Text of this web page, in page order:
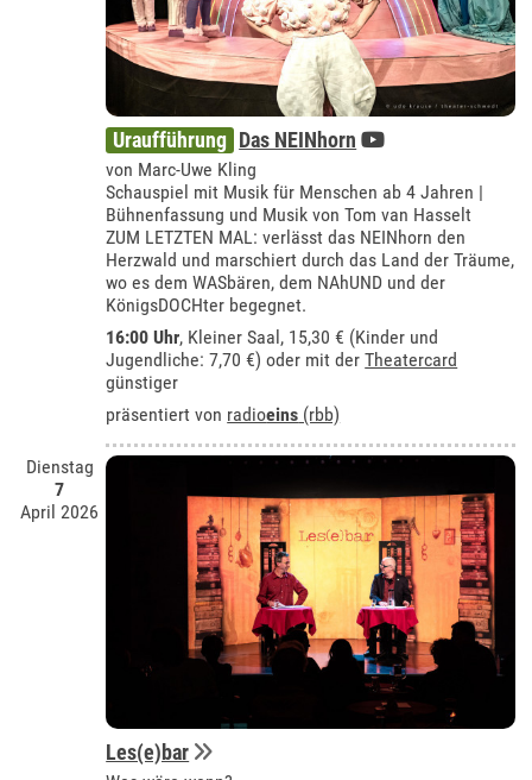
Uraufführung Das NEINhorn
von Marc-Uwe Kling
Schauspiel mit Musik für Menschen ab 4 Jahren |
Bühnenfassung und Musik von Tom van Hasselt
ZUM LETZTEN MAL: verlässt das NEINhorn den
Herzwald und marschiert durch das Land der Träume,
wo es dem WASbären, dem NAhUND und der
KönigsDOCHter begegnet.
16:00 Uhr, Kleiner Saal, 15,30 € (Kinder und
Jugendliche: 7,70 €) oder mit derTheatercard
günstiger
präsentiert von radioeins (rbb)
Dienstag
7
April 2026
Les(e)bar